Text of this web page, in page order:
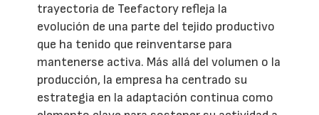
trayectoria de Teefactory refleja la
evolución de una parte del tejido productivo
que ha tenido que reinventarse para
mantenerse activa. Más allá del volumen o la
producción, la empresa ha centrado su
estrategia en la adaptación continua como